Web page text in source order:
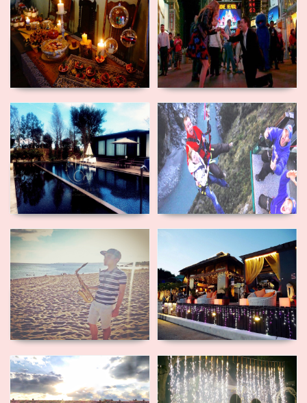
求婚
場求婚
私房景點求
婚
極限求婚
深情樂器演
奏求婚
峇里島風情
求婚
漫天花海求
婚
瀑布煙火求
婚